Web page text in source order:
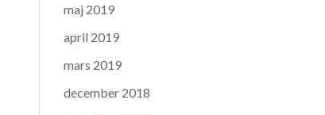
maj 2019
april 2019
mars 2019
december 2018